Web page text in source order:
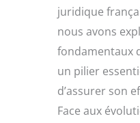
juridique
nous avons
fondamentaux
un pilier
d’assurer son
Face aux